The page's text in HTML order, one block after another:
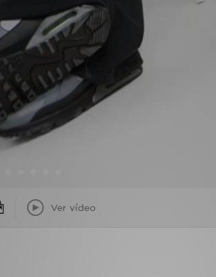
Ver vídeo